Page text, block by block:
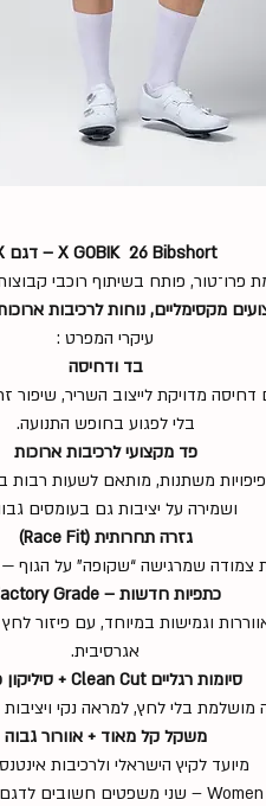
X GOBIK 26 Bibshort – דגם X
פרו־טור, פותח בשיתוף רוכבי קבוצות
מקסימליים, נוחות לרכיבות
עיקרי המפרט :
בד ודחיסה
מדויקת לייצוב השריר, שיפור
בלי לפגוע בחופש התנועה.
פד מקצועי לרכיבות ארוכות
משתנות, מותאם לשעות רבות
ושמירה על יציבות גם בעומסים
גזרה תחרותית (Race Fit)
שמרגישה “שקופה” על הגוף —
כתפיות חדשות – Factory Grade
וגמישות במיוחד, עם פיזור
אגרסיבית.
סיומות רגליים Clean Cut + סיליקון פנימי
מושלמת בלי לחץ, למראה נקי
משקל קל מאוד + אוורור גבוה
מיועד לקיץ הישראלי ולרכיבות
Women – שני משפטים חשובים לדגם הנשים: